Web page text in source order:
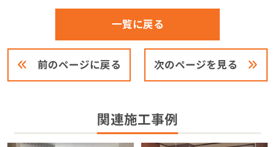
前のページに戻る
一覧に戻る
次のページを見る
関連施工事例